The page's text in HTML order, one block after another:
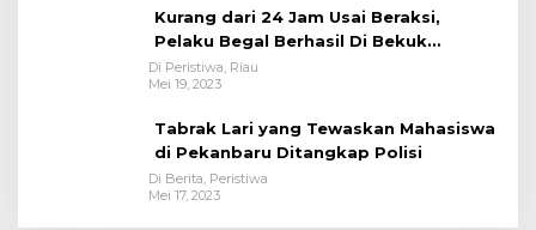
Kurang dari 24 Jam Usai Beraksi,
Pelaku Begal Berhasil Di Bekuk
Satreskrim Polres Kuansing
Di Peristiwa, Riau
Mei 19, 2023
Tabrak Lari yang Tewaskan Mahasiswa
di Pekanbaru Ditangkap Polisi
Di Berita, Peristiwa
Mei 17, 2023